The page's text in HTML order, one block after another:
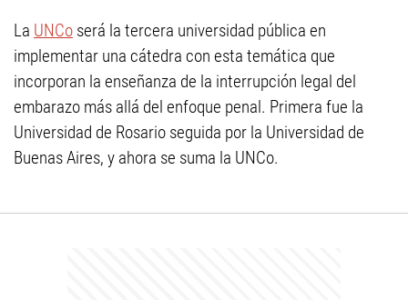
La UNCo será la tercera universidad pública en
implementar una cátedra con esta temática que
incorporan la enseñanza de la interrupción legal del
embarazo más allá del enfoque penal. Primera fue la
Universidad de Rosario seguida por la Universidad de
Buenas Aires, y ahora se suma la UNCo.